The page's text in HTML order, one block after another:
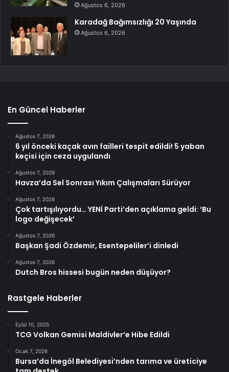
Ağustos 6, 2026
Karadağ Bağımsızlığı 20 Yaşında
Ağustos 6, 2026
En Güncel Haberler
Ağustos 7, 2026
6 yıl önceki kaçak avın failleri tespit edildi! 5 yaban
keçisi için ceza uygulandı
Ağustos 7, 2026
Havza’da Sel Sonrası Yıkım Çalışmaları Sürüyor
Ağustos 7, 2026
Çok tartışılıyordu… YENİ Parti’den açıklama geldi: ‘Bu
logo değişecek’
Ağustos 7, 2026
Başkan Şadi Özdemir, Esentepeliler’i dinledi
Ağustos 7, 2026
Dutch Bros hissesi bugün neden düşüyor?
Rastgele Haberler
Eylül 10, 2025
TCG Volkan Gemisi Maldivler’e Hibe Edildi
Ocak 7, 2026
Bursa’da İnegöl Belediyesi’nden tarıma ve üreticiye